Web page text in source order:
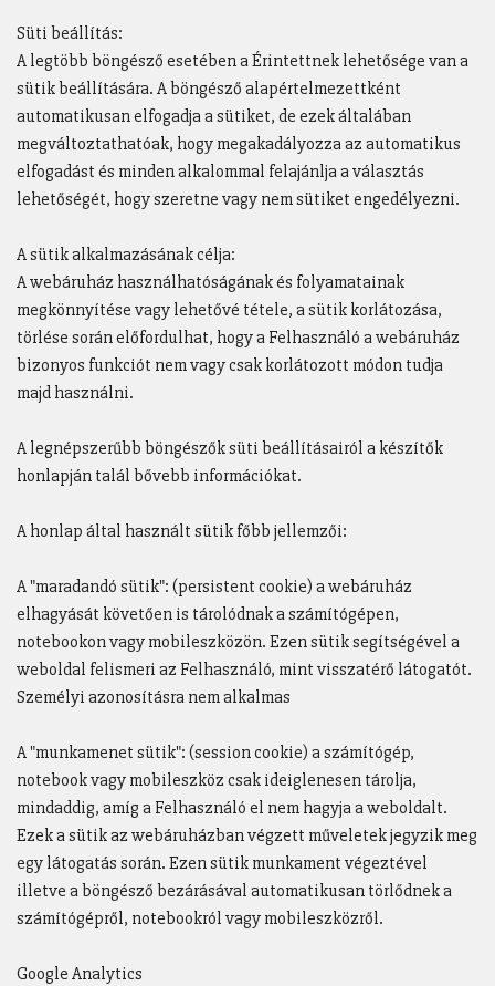
Süti beállítás:
A legtöbb böngésző esetében a Érintettnek lehetősége van a
sütik beállítására. A böngésző alapértelmezettként
automatikusan elfogadja a sütiket, de ezek általában
megváltoztathatóak, hogy megakadályozza az automatikus
elfogadást és minden alkalommal felajánlja a választás
lehetőségét, hogy szeretne vagy nem sütiket engedélyezni.
A sütik alkalmazásának célja:
A webáruház használhatóságának és folyamatainak
megkönnyítése vagy lehetővé tétele, a sütik korlátozása,
törlése során előfordulhat, hogy a Felhasználó a webáruház
bizonyos funkciót nem vagy csak korlátozott módon tudja
majd használni.
A legnépszerűbb böngészők süti beállításairól a készítők
honlapján talál bővebb információkat.
A honlap által használt sütik főbb jellemzői:
A "maradandó sütik": (persistent cookie) a webáruház
elhagyását követően is tárolódnak a számítógépen,
notebookon vagy mobileszközön. Ezen sütik segítségével a
weboldal felismeri az Felhasználó, mint visszatérő látogatót.
Személyi azonosításra nem alkalmas
A "munkamenet sütik": (session cookie) a számítógép,
notebook vagy mobileszköz csak ideiglenesen tárolja,
mindaddig, amíg a Felhasználó el nem hagyja a weboldalt.
Ezek a sütik az webáruházban végzett műveletek jegyzik meg
egy látogatás során. Ezen sütik munkament végeztével
illetve a böngésző bezárásával automatikusan törlődnek a
számítógépről, notebookról vagy mobileszközről.
Google Analytics